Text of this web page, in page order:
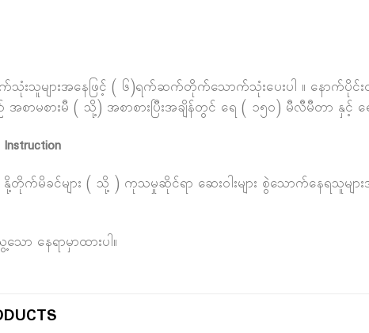
သုံးသူများအနေဖြင့် ( ၆)ရက်ဆက်တိုက်သောက်သုံးပေးပါ ။ နေ
စာမစားမီ ( သို့) အစာစားပြီးအချိန်တွင် ရေ ( ၁၅၀) မီလီမီတာ နှ
မိခင်များ ( သို့ ) ကုသမှုဆိုင်ရာ ဆေးဝါးများ စွဲသောက်နေရသူများ
သော နေရာမှာထားပါ။